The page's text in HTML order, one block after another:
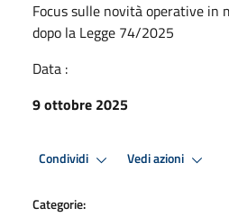
Focus sulle novità operative in
dopo la Legge 74/2025
Data :
9 ottobre 2025
Condividi Vedi azioni
Categorie: